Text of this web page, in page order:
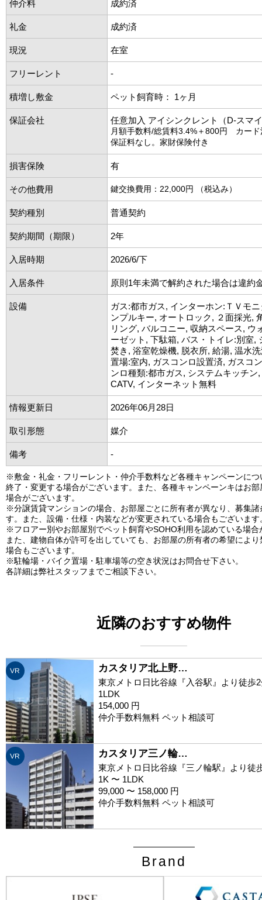
仲介料 成約済
礼金 成約済
現況 在室
フリーレント -
積増し敷金 ペット飼育時： 1ヶ月
保証会社 任意加入 アイシンクレント（D-スマ
月額手数料/総賃料3.4%＋800円 カード
保証料なし。家財保険付き
損害保険 有
その他費用 鍵交換費用：22,000円 （税込み）
契約種別 普通契約
契約期間（期限） 2年
入居時期 2026/6/下
入居条件 原則1年未満で解約された場合は違約
設備
ガス:都市ガス, インターホン:ＴＶモ
ンプルキー, オートロック, ２面採光,
リング, バルコニー, 収納スペース, ウ
ーゼット, 下駄箱, バス・トイレ:別室,
焚き, 浴室乾燥機, 脱衣所, 給湯, 温水
置場:室内, ガスコンロ設置済, ガスコ
ンロ種類:都市ガス, システムキッチン
CATV, インターネット無料
情報更新日 2026年06月28日
取引形態 媒介
備考 -
※敷金・礼金・フリーレント・仲介手数料など各種キャンペーンにつ
終了・変更する場合がございます。また、各種キャンペーンキはお
場合がございます。
※分譲賃貸マンションの場合、お部屋ごとに所有者が異なり、募集諸
す。また、設備・仕様・内装などが変更されている場合もございます
※フロアー別やお部屋別でペット飼育やSOHO利用を認めている場合
また、建物自体が許可を出していても、お部屋の所有者の希望によ
場合もございます。
※駐輪場・バイク置場・駐車場等の空き状況はお問合せ下さい。
各詳細は弊社スタッフまでご相談下さい。
近隣のおすすめ物件
VR カスタリア北上野…
東京メトロ日比谷線『入谷駅』より徒歩
1LDK
154,000 円
仲介手数料無料 ペット相談可
VR カスタリア三ノ輪…
東京メトロ日比谷線『三ノ輪駅』より徒
1K 〜 1LDK
99,000 〜 158,000 円
仲介手数料無料 ペット相談可
Brand